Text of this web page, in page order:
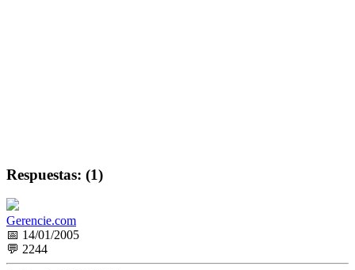
Respuestas: (1)
Gerencie.com
📅 14/01/2005
💬 2244